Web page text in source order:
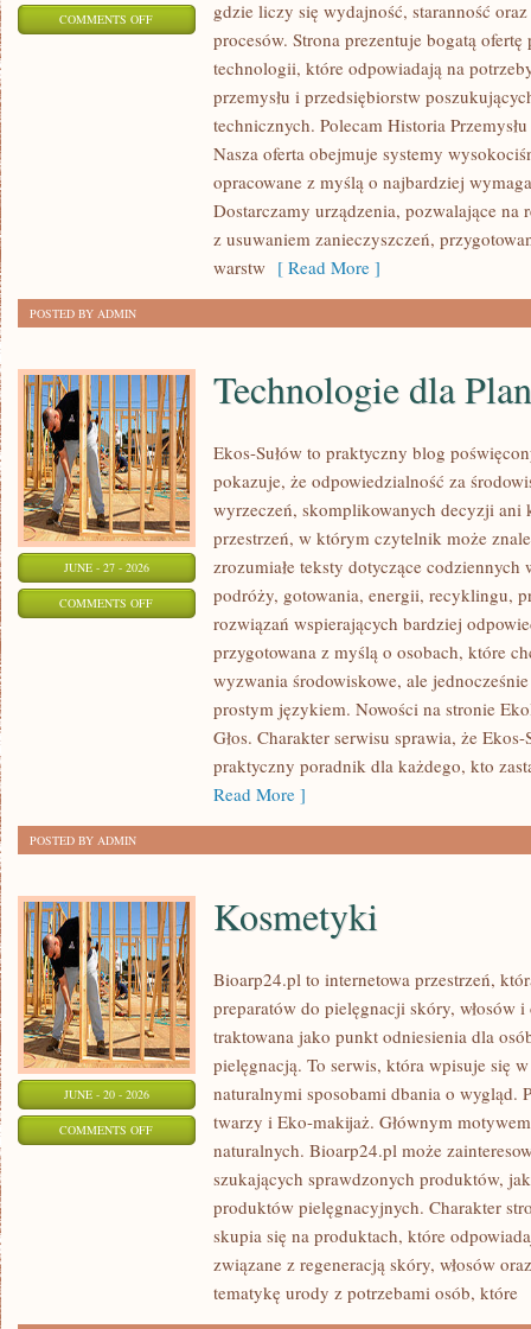
COMMENTS OFFON
ENERGETYKA
gdzie liczy się wydajność, staranność
procesów. Strona prezentuje bogatą ofertę
technologii, które odpowiadają na
przemysłu i przedsiębiorstw
technicznych. Polecam Historia
Nasza oferta obejmuje systemy
opracowane z myślą o najbardziej
Dostarczamy urządzenia, pozwalające na
z usuwaniem zanieczyszczeń,
warstw [ Read More ]
POSTED BY ADMIN
JUNE - 27 - 2026
COMMENTS OFFON
TECHNOLOGIE
Technologie dla
Ekos-Sułów to praktyczny blog
pokazuje, że odpowiedzialność za
wyrzeczeń, skomplikowanych decyzji ani
przestrzeń, w którym czytelnik może
zrozumiałe teksty dotyczące
podróży, gotowania, energii, recyklingu,
rozwiązań wspierających bardziej
przygotowana z myślą o osobach, które
wyzwania środowiskowe, ale
prostym językiem. Nowości na stronie
Głos. Charakter serwisu sprawia, że
praktyczny poradnik dla każdego, kto
Read More ]
POSTED BY ADMIN
JUNE - 20 - 2026
COMMENTS OFFON
KOSMETYKI
Kosmetyki
Bioarp24.pl to internetowa przestrzeń,
preparatów do pielęgnacji skóry, włosów i
traktowana jako punkt odniesienia dla
pielęgnacją. To serwis, która wpisuje się
naturalnymi sposobami dbania o wygląd.
twarzy i Eko-makijaż. Głównym
naturalnych. Bioarp24.pl może
szukających sprawdzonych produktów,
produktów pielęgnacyjnych. Charakter
skupia się na produktach, które
związane z regeneracją skóry, włosów
tematykę urody z potrzebami osób, które